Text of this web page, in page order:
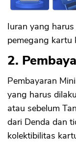
Iuran yang
pemegang kartu
2.
Pembayaran
yang harus
atau sebelum
dari Denda dan
kolektibilitas